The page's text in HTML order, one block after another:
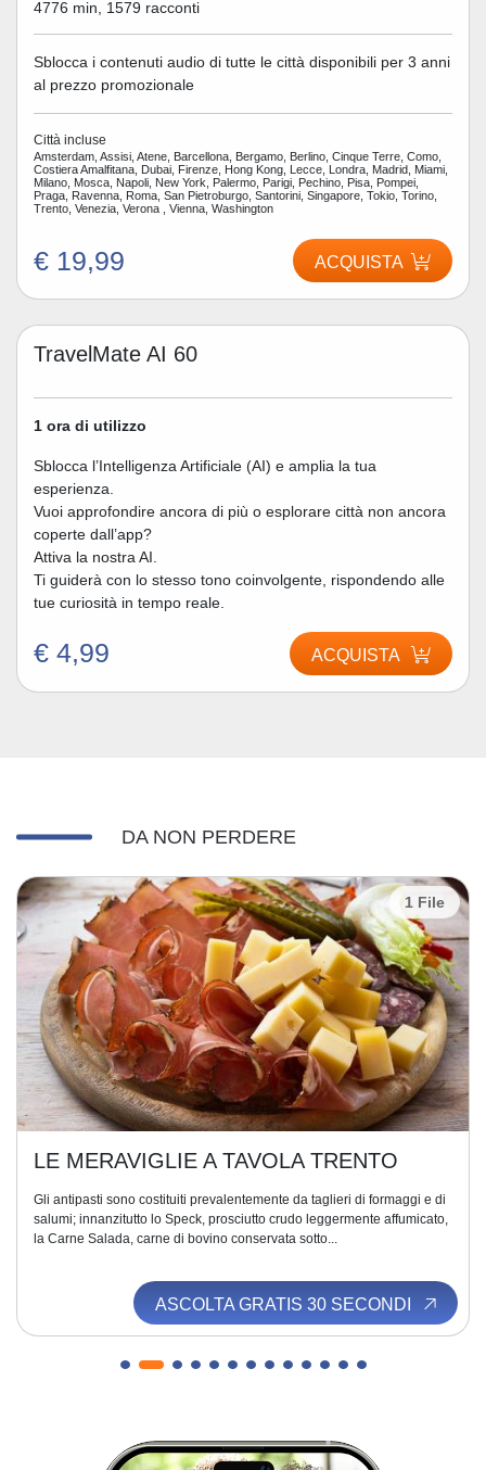
4776 min, 1579 racconti
Sblocca i contenuti audio di tutte le città disponibili per 3 anni
al prezzo promozionale
Città incluse
Amsterdam, Assisi, Atene, Barcellona, Bergamo, Berlino, Cinque Terre, Como,
Costiera Amalfitana, Dubai, Firenze, Hong Kong, Lecce, Londra, Madrid, Miami,
Milano, Mosca, Napoli, New York, Palermo, Parigi, Pechino, Pisa, Pompei,
Praga, Ravenna, Roma, San Pietroburgo, Santorini, Singapore, Tokio, Torino,
Trento, Venezia, Verona , Vienna, Washington
€ 19,99 ACQUISTA
TravelMate AI 60
1 ora di utilizzo
Sblocca l’Intelligenza Artificiale (AI) e amplia la tua
esperienza.
Vuoi approfondire ancora di più o esplorare città non ancora
coperte dall’app?
Attiva la nostra AI.
Ti guiderà con lo stesso tono coinvolgente, rispondendo alle
tue curiosità in tempo reale.
€ 4,99 ACQUISTA
DA NON PERDERE
1 File
LE MERAVIGLIE A TAVOLA TRENTO
Gli antipasti sono costituiti prevalentemente da taglieri di formaggi e di
salumi; innanzitutto lo Speck, prosciutto crudo leggermente affumicato,
la Carne Salada, carne di bovino conservata sotto...
ASCOLTA GRATIS 30 SECONDI